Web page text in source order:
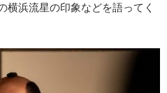
横浜流星の印象などを語ってく